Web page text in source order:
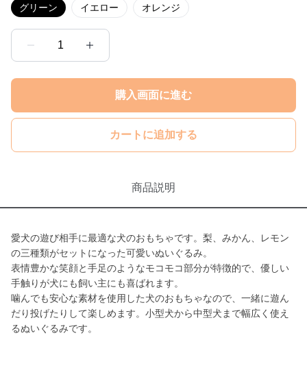
グリーン イエロー オレンジ
1
購入画面に進む
カートに追加する
商品説明
愛犬の遊び相手に最適な犬のおもちゃです。梨、みかん、レモン
の三種類がセットになった可愛いぬいぐるみ。
表情豊かな笑顔と手足のようなモコモコ部分が特徴的で、優しい
手触りが犬にも飼い主にも喜ばれます。
噛んでも安心な素材を使用した犬のおもちゃなので、一緒に遊ん
だり投げたりして楽しめます。小型犬から中型犬まで幅広く使え
るぬいぐるみです。